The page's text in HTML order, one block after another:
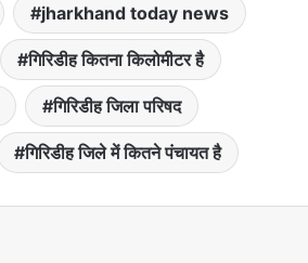
jharkhand today news
गिरिडीह कितना किलोमीटर है
गिरिडीह जिला परिषद
गिरिडीह जिले में कितने पंचायत है